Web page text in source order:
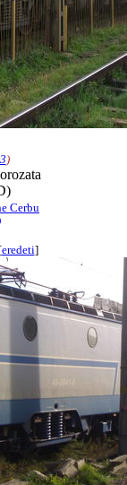
)
Cerbu
eredeti]